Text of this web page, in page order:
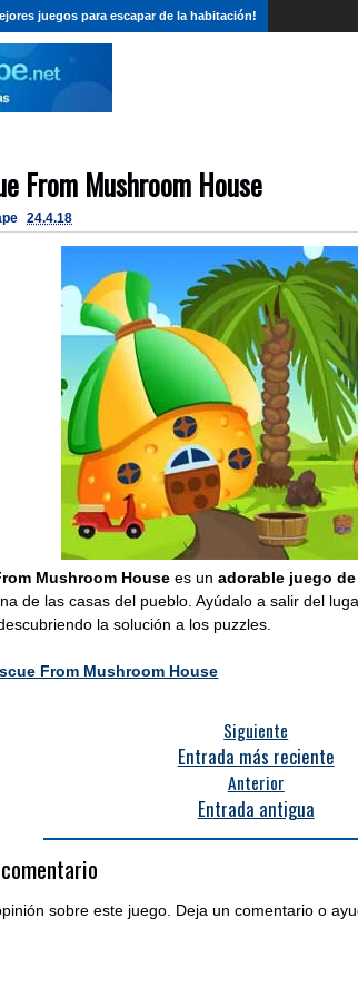
juegos para escapar de la habitación!
From Mushroom House
24.4.18
Mushroom House es unadorable juego
de las casas del pueblo. Ayúdalo a salir del
la solución a los puzzles.
From Mushroom House
Siguiente
Entrada más reciente
Anterior
Entrada antigua
sobre este juego. Deja un comentario o